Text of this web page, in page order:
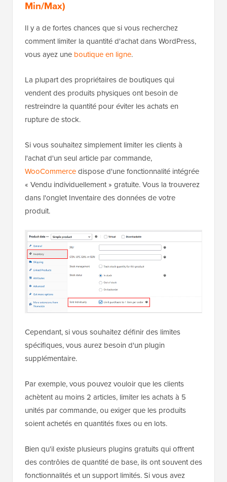
Min/Max)
Il y a de fortes chances que si vous recherchez
comment limiter la quantité d'achat dans WordPress,
vous ayez une boutique en ligne.
La plupart des propriétaires de boutiques qui
vendent des produits physiques ont besoin de
restreindre la quantité pour éviter les achats en
rupture de stock.
Si vous souhaitez simplement limiter les clients à
l'achat d'un seul article par commande,
WooCommercedispose d'une fonctionnalité intégrée
« Vendu individuellement » gratuite. Vous la trouverez
dans l'onglet Inventaire des données de votre
produit.
Cependant, si vous souhaitez définir des limites
spécifiques, vous aurez besoin d'un plugin
supplémentaire.
Par exemple, vous pouvez vouloir que les clients
achètent au moins 2 articles, limiter les achats à 5
unités par commande, ou exiger que les produits
soient achetés en quantités fixes ou en lots.
Bien qu'il existe plusieurs plugins gratuits qui offrent
des contrôles de quantité de base, ils ont souvent des
fonctionnalités et un support limités. Si vous avez